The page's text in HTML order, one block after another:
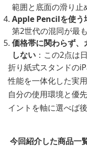
範囲と底面の滑り止
Apple Pencilを使う
第2世代の混同が最
価格帯に関わらず、
しない ：この2点は
折り紙式スタンドの
性能を一体化した実
自分の使用環境と優
イントを軸に選べば
今回紹介した商品一